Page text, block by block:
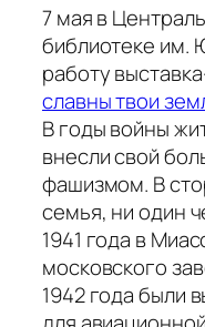
7 мая в
библиотеке им.
работу
славны твои
В годы войны
внесли свой
фашизмом. В
семья, ни один
1941 года в
московского
1942 года были